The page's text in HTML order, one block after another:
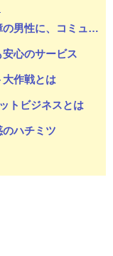
ュ力向上セラピー講座
心のサービス
大作戦とは
トビジネスとは
ハチミツ